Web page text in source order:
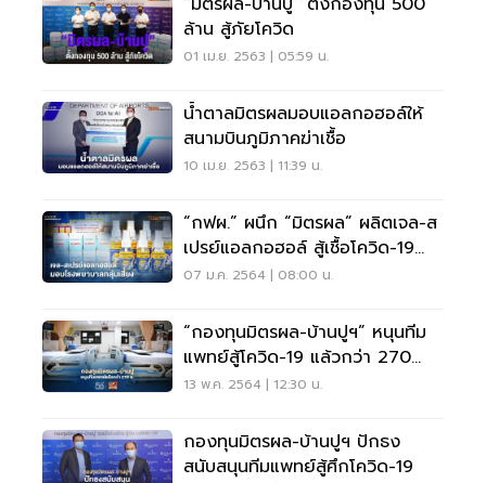
ล้าน สู้ภัยโควิด
01 เม.ย. 2563 | 05:59 น.
น้ำตาลมิตรผลมอบแอลกอฮอล์ให้
สนามบินภูมิภาคฆ่าเชื้อ
10 เม.ย. 2563 | 11:39 น.
“กฟผ.” ผนึก “มิตรผล” ผลิตเจล-ส
เปรย์แอลกอฮอล์ สู้เชื้อโควิด-19
ระลอกใหม่
07 ม.ค. 2564 | 08:00 น.
“กองทุนมิตรผล-บ้านปูฯ” หนุนทีม
แพทย์สู้โควิด-19 แล้วกว่า 270
ล้านบาท
13 พ.ค. 2564 | 12:30 น.
กองทุนมิตรผล-บ้านปูฯ ปักธง
สนับสนุนทีมแพทย์สู้ศึกโควิด-19